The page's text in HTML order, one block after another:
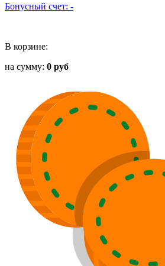
Бонусный счет: -
В корзине:
на сумму: 0 руб